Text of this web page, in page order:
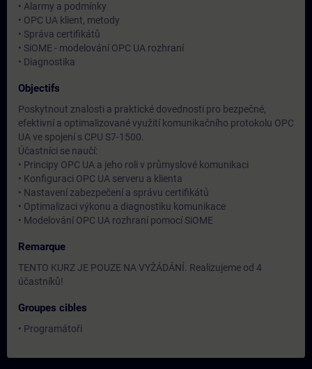
• Alarmy a podmínky
• OPC UA klient, metody
• Správa certifikátů
• SiOME - modelování OPC UA rozhraní
• Diagnostika
Objectifs
Poskytnout znalosti a praktické dovednosti pro bezpečné,
efektivní a optimalizované využití komunikačního protokolu OPC
UA ve spojení s CPU S7-1500.
Účastníci se naučí:
• Principy OPC UA a jeho roli v průmyslové komunikaci
• Konfiguraci OPC UA serveru a klienta
• Nastavení zabezpečení a správu certifikátů
• Optimalizaci výkonu a diagnostiku komunikace
• Modelování OPC UA rozhraní pomocí SiOME
Remarque
TENTO KURZ JE POUZE NA VYŽÁDÁNÍ. Realizujeme od 4
účastníků!
Groupes cibles
• Programátoři